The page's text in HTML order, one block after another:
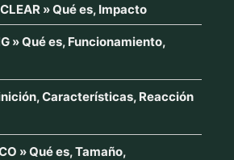
» Qué es, Impacto
» Qué es, Funcionamiento,
Características, Reacción
» Qué es, Tamaño,